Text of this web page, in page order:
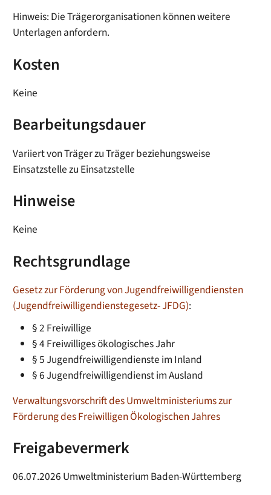
Hinweis: Die Trägerorganisationen können weitere
Unterlagen anfordern.
Kosten
Keine
Bearbeitungsdauer
Variiert von Träger zu Träger beziehungsweise
Einsatzstelle zu Einsatzstelle
Hinweise
Keine
Rechtsgrundlage
Gesetz zur Förderung von Jugendfreiwilligendiensten
(Jugendfreiwilligendienstegesetz- JFDG):
§ 2 Freiwillige
§ 4 Freiwilliges ökologisches Jahr
§ 5 Jugendfreiwilligendienste im Inland
§ 6 Jugendfreiwilligendienst im Ausland
Verwaltungsvorschrift des Umweltministeriums zur
Förderung des Freiwilligen Ökologischen Jahres
Freigabevermerk
06.07.2026 Umweltministerium Baden-Württemberg